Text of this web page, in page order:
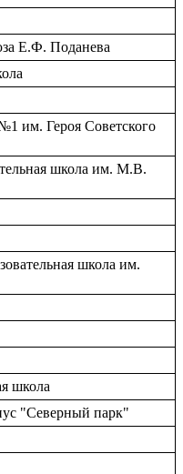
Е.Ф. Поданева
им. Героя Советского
школа им. М.В.
школа им.
школа
"Северный парк"